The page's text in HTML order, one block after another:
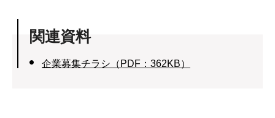
関連資料
企業募集チラシ（PDF：362KB）